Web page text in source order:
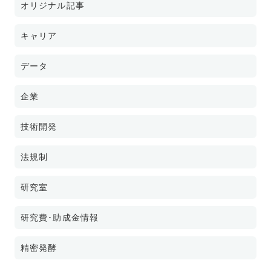
オリジナル記事
キャリア
データ
企業
技術開発
法規制
研究室
研究費･助成金情報
精密発酵